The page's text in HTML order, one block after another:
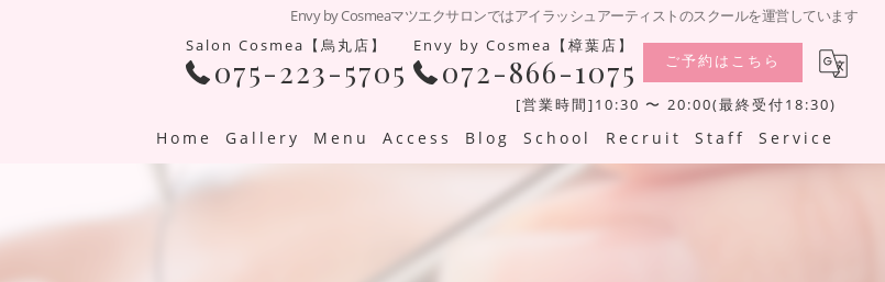
Envy by Cosmeaマツエクサロンではアイラッシュアーティストのスクールを運営しています
Salon Cosmea【烏丸店】
075-223-5705
Envy by Cosmea【樟葉店】
072-866-1075 ご予約はこちら
[営業時間]10:30 〜 20:00(最終受付18:30)
Home Gallery Menu Access Blog School Recruit Staff Service